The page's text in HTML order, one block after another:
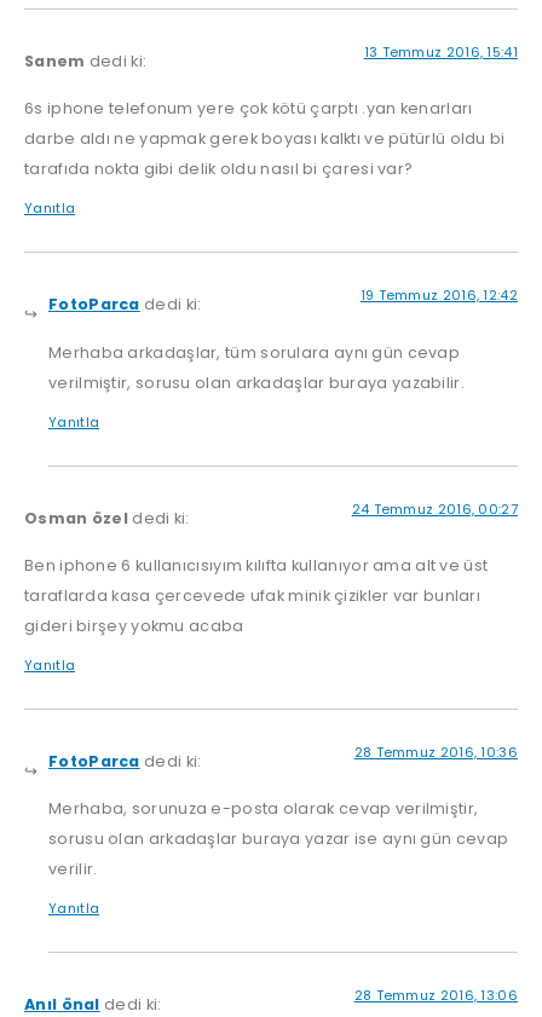
Sanem dedi ki: 13 Temmuz 2016, 15:41
6s iphone telefonum yere çok kötü çarptı .yan kenarları
darbe aldı ne yapmak gerek boyası kalktı ve pütürlü oldu bi
tarafıda nokta gibi delik oldu nasıl bi çaresi var?
Yanıtla
FotoParca dedi ki: 19 Temmuz 2016, 12:42
Merhaba arkadaşlar, tüm sorulara aynı gün cevap
verilmiştir, sorusu olan arkadaşlar buraya yazabilir.
Yanıtla
Osman özel dedi ki: 24 Temmuz 2016, 00:27
Ben iphone 6 kullanıcısıyım kılıfta kullanıyor ama alt ve üst
taraflarda kasa çercevede ufak minik çizikler var bunları
gideri birşey yokmu acaba
Yanıtla
FotoParca dedi ki: 28 Temmuz 2016, 10:36
Merhaba, sorunuza e-posta olarak cevap verilmiştir,
sorusu olan arkadaşlar buraya yazar ise aynı gün cevap
verilir.
Yanıtla
Anıl önal dedi ki: 28 Temmuz 2016, 13:06